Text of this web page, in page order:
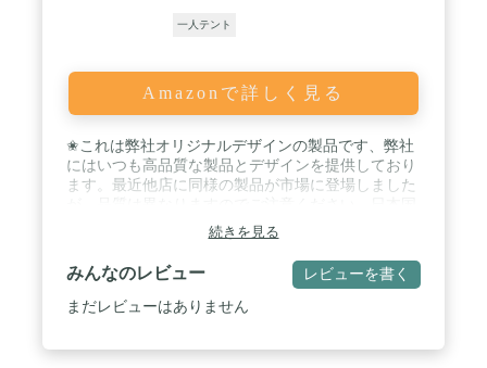
一人テント
Amazonで詳しく見る
✬これは弊社オリジナルデザインの製品です、弊社
にはいつも高品質な製品とデザインを提供しており
ます。最近他店に同様の製品が市場に登場しました
内の配送センターより発送されます、ご安心してく
ださい。 / ✬コンパクトでありながら一人用には十
分な広さがある機能的なスーパーシェルターのアッ
プグレード版です。✬PUコーティングされた頑丈な
75Dナイロン（軽量、引裂き防止、耐水圧1500mm
続きを見る
みんなのレビュー レビューを書く
まだレビューはありません